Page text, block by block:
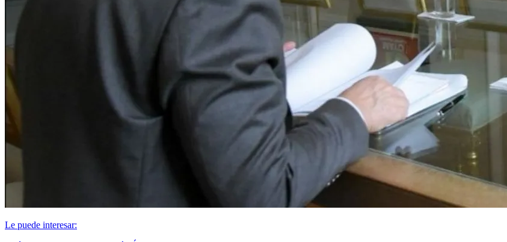
Le puede interesar: